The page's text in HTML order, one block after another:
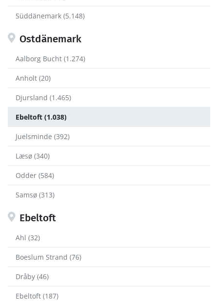
Süddänemark (5.148)
Ostdänemark
Aalborg Bucht (1.274)
Anholt (20)
Djursland (1.465)
Ebeltoft (1.038)
Juelsminde (392)
Læsø (340)
Odder (584)
Samsø (313)
Ebeltoft
Ahl (32)
Boeslum Strand (76)
Dråby (46)
Ebeltoft (187)